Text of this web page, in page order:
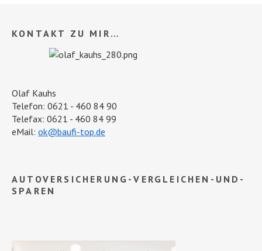
KONTAKT ZU MIR…
Olaf Kauhs
Telefon: 0621 - 460 84 90
Telefax: 0621 - 460 84 99
eMail: ok@baufi-top.de
AUTOVERSICHERUNG-VERGLEICHEN-UND-
SPAREN